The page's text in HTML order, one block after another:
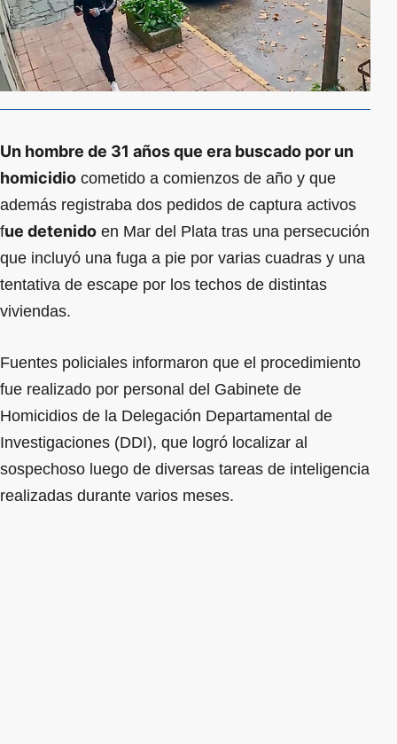
Un hombre de 31 años que era buscado por un
homicidio cometido a comienzos de año y que
además registraba dos pedidos de captura activos
fue detenido en Mar del Plata tras una persecución
que incluyó una fuga a pie por varias cuadras y una
tentativa de escape por los techos de distintas
viviendas.
Fuentes policiales informaron que el procedimiento
fue realizado por personal del Gabinete de
Homicidios de la Delegación Departamental de
Investigaciones (DDI), que logró localizar al
sospechoso luego de diversas tareas de inteligencia
realizadas durante varios meses.